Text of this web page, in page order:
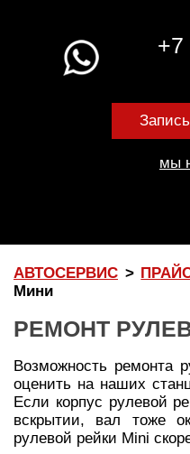
+7
мы
АВТОСЕРВИС >
Мини
РЕМОНТ
Возможность ремонта
оценить на наших
Если корпус рулевой
вскрытии, вал тоже
рулевой рейки Mini